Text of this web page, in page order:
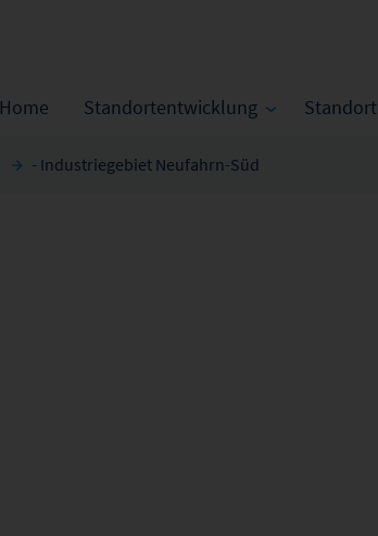
Home Standortentwicklung
- Industriegebiet Neufahrn-Süd